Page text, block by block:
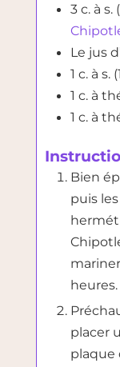
3 c. à s.
Le jus
1 c. à s.
1 c. à
1 c. à
Bien
puis
heures.
placer
plaque